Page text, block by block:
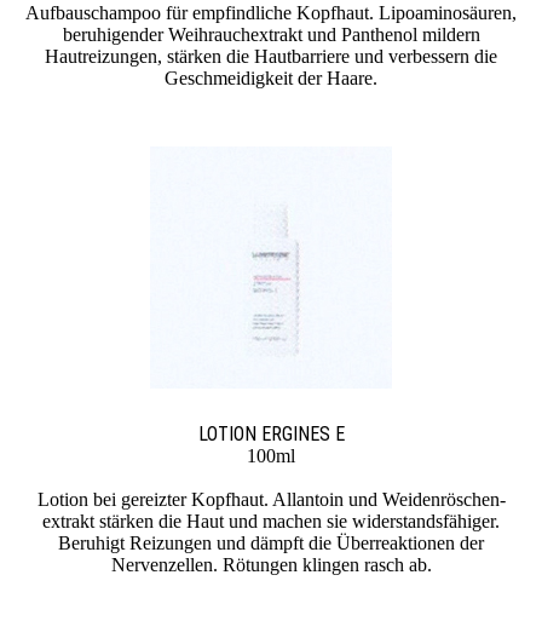
Aufbauschampoo für empfindliche Kopfhaut. Lipo­amino­säuren,
beruhigender Weihrauchextrakt und Panthenol mildern
Hautreizungen, stärken die Hautbarriere und verbessern die
Geschmeidigkeit der Haare.
LOTION ERGINES E
100ml
Lotion bei gereizter Kopfhaut. Allantoin und Weiden­röschen­
extrakt stärken die Haut und machen sie wider­stands­fähiger.
Beruhigt Reizungen und dämpft die Überreaktionen der
Nervenzellen. Rötungen klingen rasch ab.